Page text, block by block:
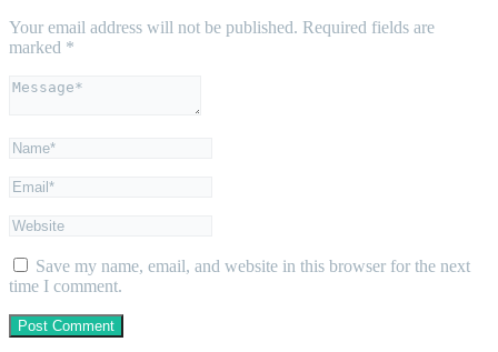
Your email address will not be published. Required fields are
marked *
Save my name, email, and website in this browser for the next
time I comment.